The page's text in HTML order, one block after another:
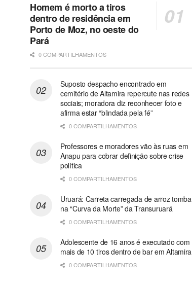
Homem é morto a tiros
dentro de residência em
Porto de Moz, no oeste do
Pará
0 COMPARTILHAMENTOS
Suposto despacho encontrado em
cemitério de Altamira repercute nas redes
sociais; moradora diz reconhecer foto e
afirma estar “blindada pela fé”
0 COMPARTILHAMENTOS
Professores e moradores vão às ruas em
Anapu para cobrar definição sobre crise
política
0 COMPARTILHAMENTOS
Uruará: Carreta carregada de arroz tomba
na “Curva da Morte” da Transuruará
0 COMPARTILHAMENTOS
Adolescente de 16 anos é executado com
mais de 10 tiros dentro de bar em Altamira
0 COMPARTILHAMENTOS